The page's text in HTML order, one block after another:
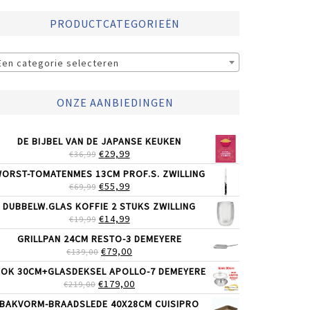
PRODUCTCATEGORIEËN
categorie selecteren
ONZE AANBIEDINGEN
DE BIJBEL VAN DE JAPANSE KEUKEN
€36,99 OORSPRONKELIJKE
PRIJS
WAS:
€36,99.
€29,99HUIDIGE
PRIJS
IS:
€29,99.
TOMATENMES 13CM PROF.S. ZWILLING
€69,99 OORSPRONKELIJKE
PRIJS
WAS:
€69,99.
€55,99HUIDIGE
PRIJS
IS:
€55,99.
DUBBELW.GLAS KOFFIE 2 STUKS ZWILLING
€19,99 OORSPRONKELIJKE
PRIJS
WAS:
€19,99.
€14,99HUIDIGE
PRIJS
IS:
€14,99.
GRILLPAN 24CM RESTO-3 DEMEYERE
€139,00 OORSPRONKELIJKE
PRIJS
WAS:
€139,00.
€79,00
PRIJS
IS:
€79,00.
30CM+GLASDEKSEL APOLLO-7 DEMEYERE
€219,00 OORSPRONKELIJKE
PRIJS
€179,00
PRIJS
BAKVORM-BRAADSLEDE 40X28CM CUISIPRO